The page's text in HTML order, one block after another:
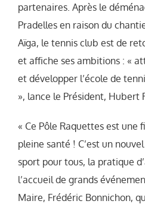
partenaires. Après le
Pradelles en raison du
Aïga, le tennis club est de
et affiche ses ambitions : «
et développer l’école de
», lance le Président, Hubert
« Ce Pôle Raquettes est
pleine santé ! C’est un
sport pour tous, la pratique
l’accueil de grands
Maire, Frédéric Bonnichon,